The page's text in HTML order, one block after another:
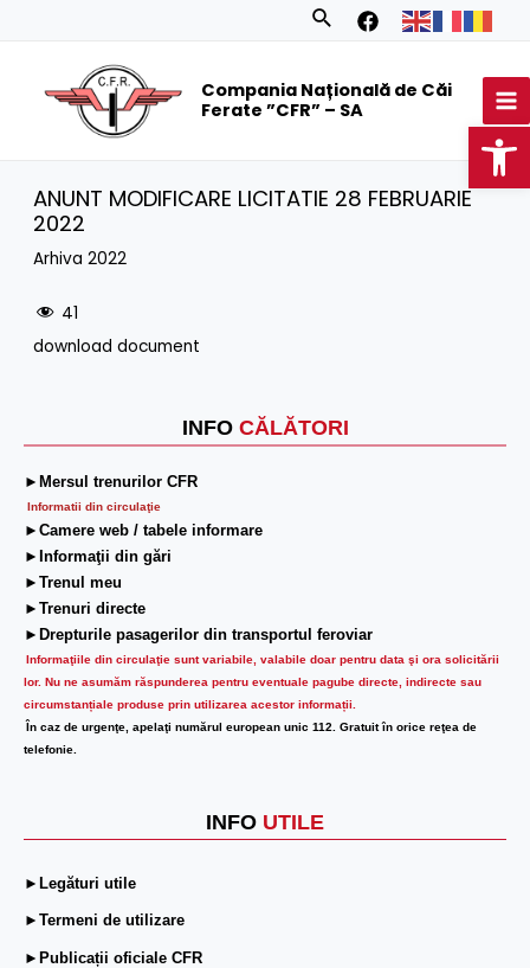
Search
Compania Națională de Căi
Ferate ”CFR” – SA
INFO CĂLĂTORI
►Mersul trenurilor CFR
Informatii din circulaţie
►Camere web / tabele informare
►Informaţii din gări
►Trenul meu
►Trenuri directe
►Drepturile pasagerilor din transportul feroviar
Informaţiile din circulaţie sunt variabile, valabile doar pentru data şi ora solicitării
lor. Nu ne asumăm răspunderea pentru eventuale pagube directe, indirecte sau
circumstanțiale produse prin utilizarea acestor informații.
În caz de urgenţe, apelaţi numărul european unic 112. Gratuit în orice reţea de
telefonie.
INFO UTILE
►Legături utile
►Termeni de utilizare
►Publicații oficiale CFR
ANUNT MODIFICARE LICITATIE 28 FEBRUARIE
2022
Arhiva 2022
41
download document